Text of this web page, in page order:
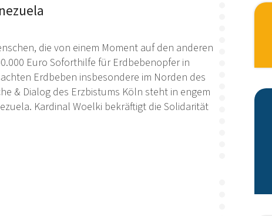
die von einem Moment auf den anderen
Euro Soforthilfe für Erdbebenopfer in
Erdbeben insbesondere im Norden des
& Dialog des Erzbistums Köln steht in engem
Kardinal Woelki bekräftigt die Solidarität